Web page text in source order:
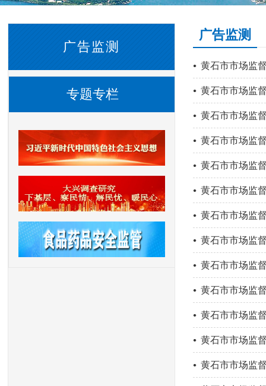
广告监测
专题专栏
广告监测
黄石市市场监
黄石市市场监
黄石市市场监
黄石市市场监
黄石市市场监
黄石市市场监
黄石市市场监
黄石市市场监
黄石市市场监
黄石市市场监
黄石市市场监
黄石市市场监
黄石市市场监